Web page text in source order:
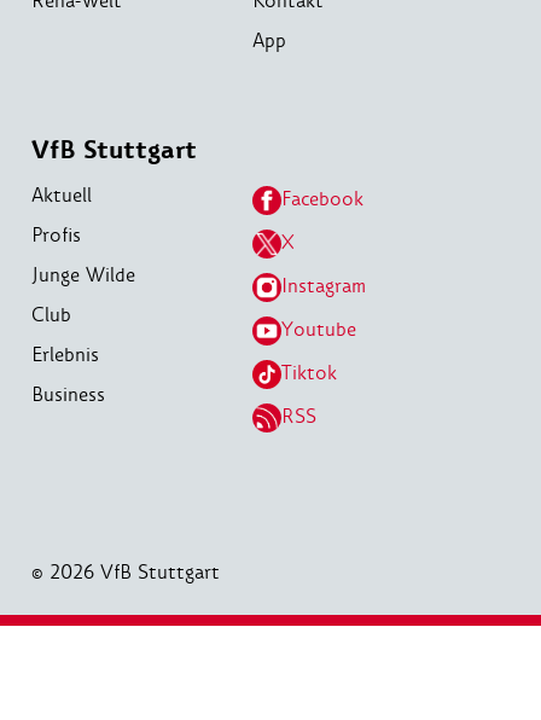
App
VfB Stuttgart
Aktuell
Profis
Junge Wilde
Club
Erlebnis
Business
Facebook
X
Instagram
Youtube
Tiktok
RSS
© 2026 VfB Stuttgart